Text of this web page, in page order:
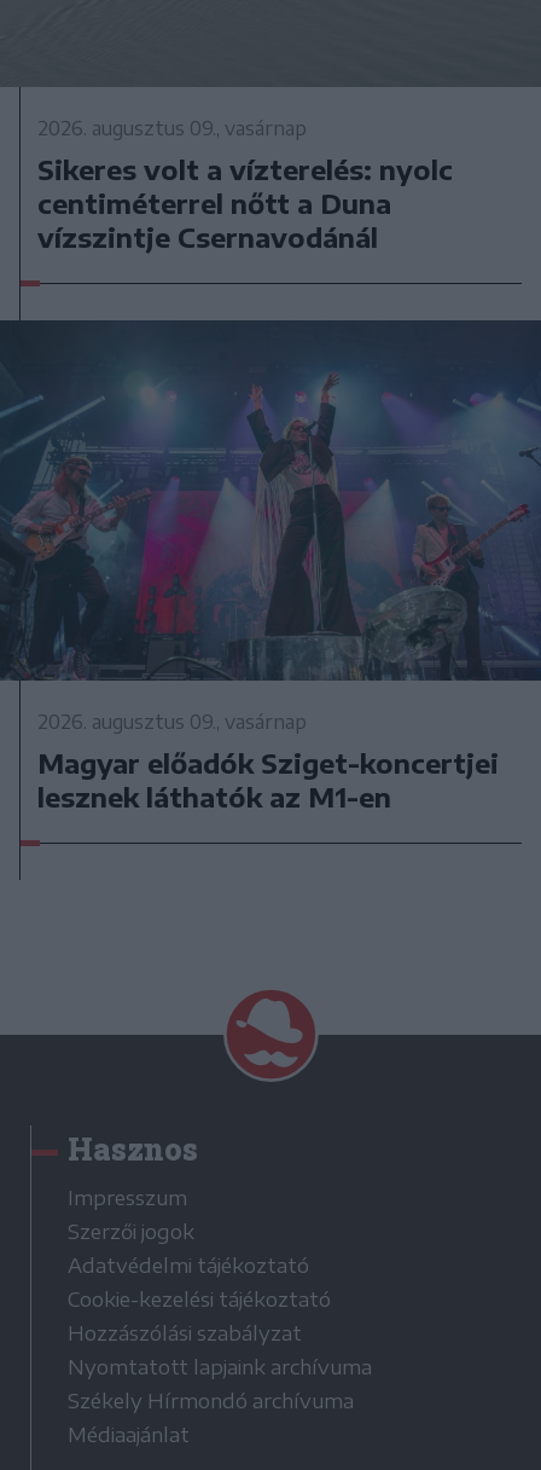
2026. augusztus 09., vasárnap
Sikeres volt a vízterelés: nyolc
centiméterrel nőtt a Duna
vízszintje Csernavodánál
2026. augusztus 09., vasárnap
Magyar előadók Sziget-koncertjei
lesznek láthatók az M1-en
Hasznos
Impresszum
Szerzői jogok
Adatvédelmi tájékoztató
Cookie-kezelési tájékoztató
Hozzászólási szabályzat
Nyomtatott lapjaink archívuma
Székely Hírmondó archívuma
Médiaajánlat